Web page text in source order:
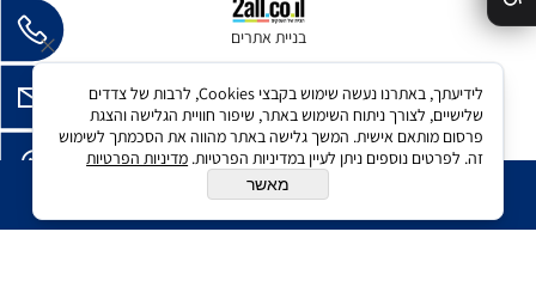
הוסף לסל
בניית אתרים
לידיעתך, באתרנו נעשה שימוש בקבצי Cookies, לרבות של צדדים
שלישיים, לצורך ניתוח השימוש באתר, שיפור חוויית הגלישה והצגת
פרסום מותאם אישית. המשך גלישה באתר מהווה את הסכמתך לשימוש
זה. לפרטים נוספים ניתן לעיין במדיניות הפרטיות. מדיניות הפרטיות
מאשר